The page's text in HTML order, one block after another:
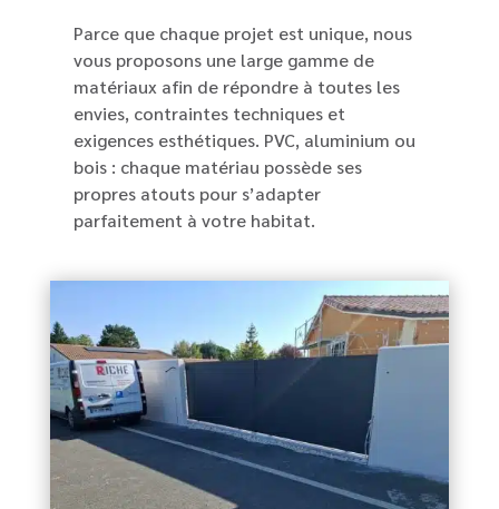
Parce que chaque projet est unique, nous
vous proposons une large gamme de
matériaux afin de répondre à toutes les
envies, contraintes techniques et
exigences esthétiques. PVC, aluminium ou
bois : chaque matériau possède ses
propres atouts pour s’adapter
parfaitement à votre habitat.